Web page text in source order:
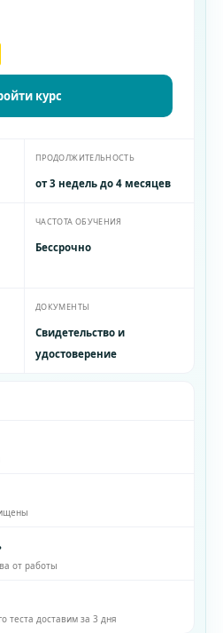
курс
ПРОДОЛЖИТЕЛЬНОСТЬ
от 3 недель до 4 месяцев
ЧАСТОТА ОБУЧЕНИЯ
Бессрочно
ДОКУМЕНТЫ
Свидетельство и
удостоверение
от работы
теста доставим за 3 дня